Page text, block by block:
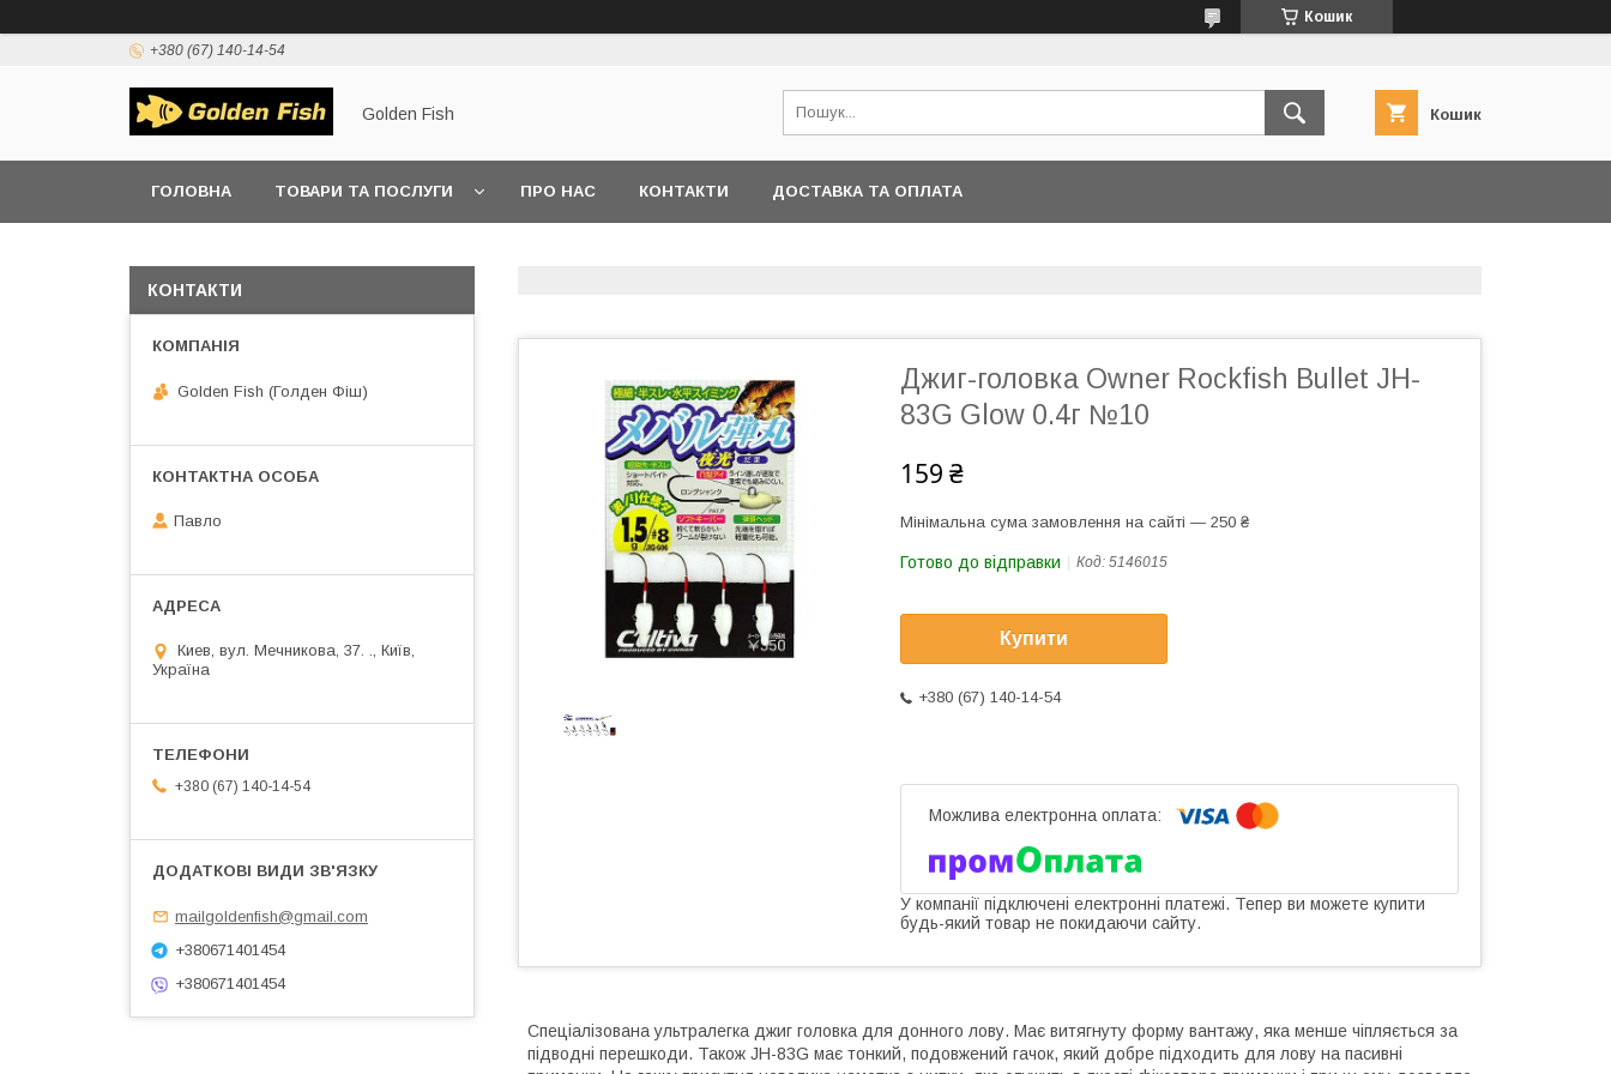
Кошик
+380 (67) 140-14-54
Golden Fish Кошик
ГОЛОВНА ТОВАРИ ТА ПОСЛУГИ ПРО НАС КОНТАКТИ ДОСТАВКА ТА ОПЛАТА
Джиг-головка Owner Rockfish Bullet JH-
83G Glow 0.4г №10
159 ₴
Мінімальна сума замовлення на сайті — 250 ₴
Готово до відправки Код: 5146015
Купити
+380 (67) 140-14-54
У компанії підключені електронні платежі. Тепер ви можете купити
будь-який товар не покидаючи сайту.
Спеціалізована ультралегка джиг головка для донного лову. Має витягнуту форму вантажу, яка менше чіпляється за
підводні перешкоди. Також JH-83G має тонкий, подовжений гачок, який добре підходить для лову на пасивні
КОНТАКТИ
Golden Fish (Голден Фіш)
Павло
Киев, вул. Мечникова, 37. ., Київ,
Україна
+380 (67) 140-14-54
mailgoldenfish@gmail.com
+380671401454
+380671401454